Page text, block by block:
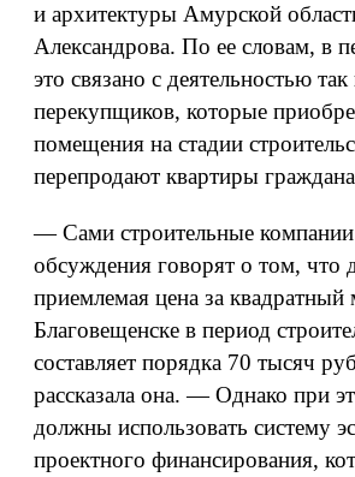
и архитектуры Амурской
Александрова. По ее словам, в
это связано с деятельностью
перекупщиков, которые
помещения на стадии
перепродают квартиры
— Сами строительные компании
обсуждения говорят о том, что
приемлемая цена за квадратный
Благовещенске в период
составляет порядка 70 тысяч
рассказала она. — Однако при
должны использовать систему
проектного финансирования,